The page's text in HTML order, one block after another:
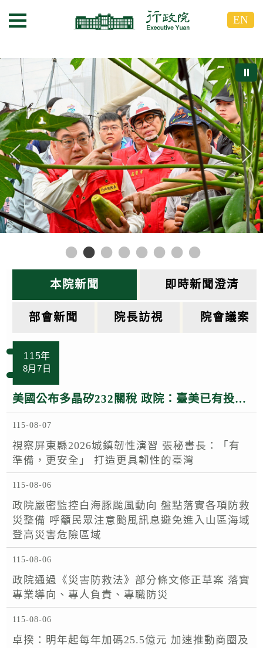
到
塊
G
o
T
o
C
e
n
t
e
r
b
l
到
塊
選單按鈕 EN
⏸
本院新聞 即時新聞澄清
部會新聞 院長訪視 院會議案
115年
8月7日
美國公布多晶矽232關稅 政院：臺美已有投資MOU 半導體多晶矽相關產品適用相關優惠待遇
115-08-07
視察屏東縣2026城鎮韌性演習 張秘書長：「有
準備，更安全」 打造更具韌性的臺灣
115-08-06
政院嚴密監控白海豚颱風動向 盤點落實各項防救
災整備 呼籲民眾注意颱風訊息避免進入山區海域
登高災害危險區域
115-08-06
政院通過《災害防救法》部分條文修正草案 落實
專業導向、專人負責、專職防災
115-08-06
卓揆：明年起每年加碼25.5億元 加速推動商圈及